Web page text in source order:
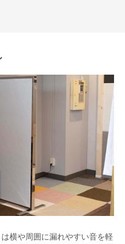
は横や周囲に漏れやすい音を軽